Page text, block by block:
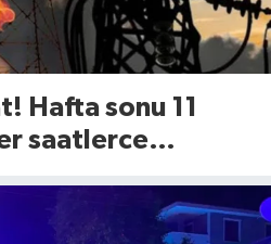
Hafta sonu 11
saatlerce